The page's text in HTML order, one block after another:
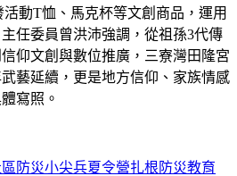
動T恤、馬克杯等文創商品，運用
任委員曾洪沛強調，從祖孫3代傳
仰文創與數位推廣，三寮灣田隆宮
藝延續，更是地方信仰、家族情感
寫照。
防災小尖兵夏令營扎根防災教育